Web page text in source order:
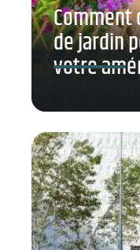
de jardin
votre